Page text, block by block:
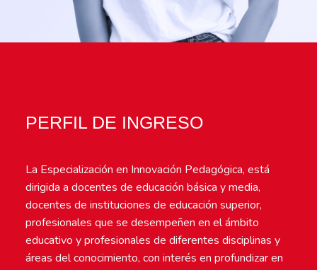
PERFIL DE INGRESO
La Especialización en Innovación Pedagógica, está
dirigida a docentes de educación básica y media,
docentes de instituciones de educación superior,
profesionales que se desempeñen en el ámbito
educativo y profesionales de diferentes disciplinas y
áreas del conocimiento, con interés en profundizar en